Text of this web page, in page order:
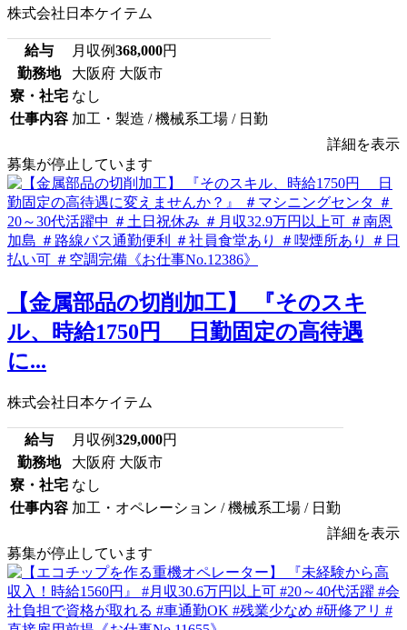
株式会社日本ケイテム
給与 月収例368,000円
勤務地
大阪府 大阪市
寮・社宅 なし
仕事内容 加工・製造 / 機械系工場 / 日勤
詳細を表示
募集が停止しています
【金属部品の切削加工】 『そのスキ
ル、時給1750円 日勤固定の高待遇
に...
株式会社日本ケイテム
給与 月収例329,000円
勤務地
大阪府 大阪市
寮・社宅 なし
仕事内容 加工・オペレーション / 機械系工場 / 日勤
詳細を表示
募集が停止しています